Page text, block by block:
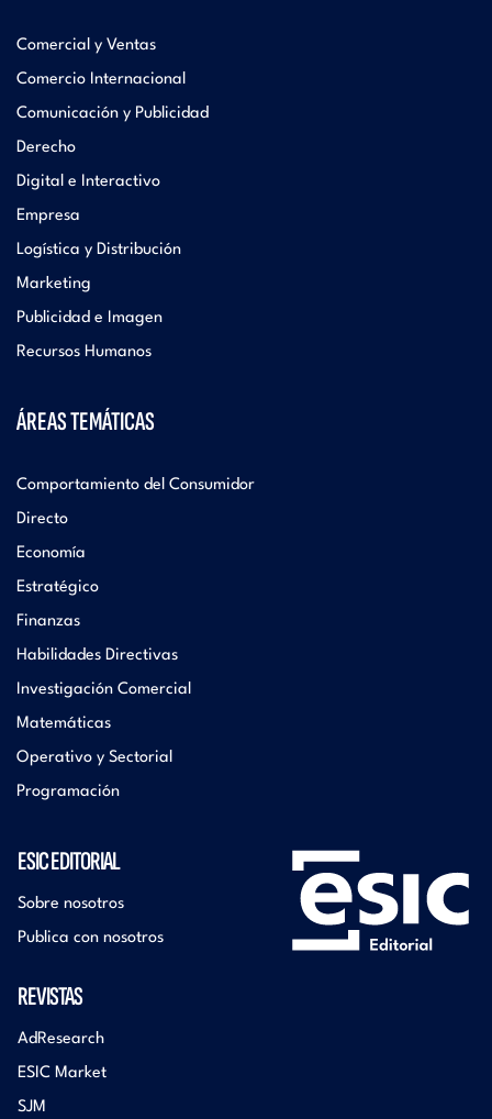
Comercial y Ventas
Comercio Internacional
Comunicación y Publicidad
Derecho
Digital e Interactivo
Empresa
Logística y Distribución
Marketing
Publicidad e Imagen
Recursos Humanos
ÁREAS TEMÁTICAS
Comportamiento del Consumidor
Directo
Economía
Estratégico
Finanzas
Habilidades Directivas
Investigación Comercial
Matemáticas
Operativo y Sectorial
Programación
ESIC EDITORIAL
Sobre nosotros
Publica con nosotros
REVISTAS
AdResearch
ESIC Market
SJM